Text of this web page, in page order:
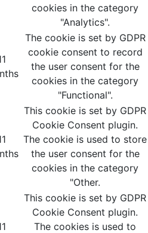
cookies in the category
"Analytics".
The cookie is set by GDPR
cookie consent to record
the user consent for the
cookies in the category
"Functional".
This cookie is set by GDPR
Cookie Consent plugin.
The cookie is used to store
the user consent for the
cookies in the category
"Other.
This cookie is set by GDPR
Cookie Consent plugin.
The cookies is used to